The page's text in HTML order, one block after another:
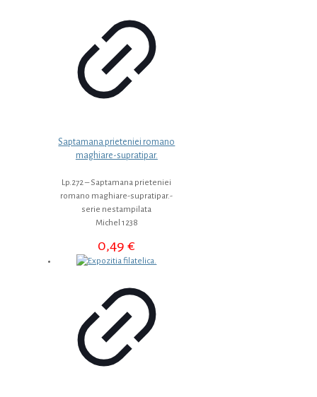
Saptamana prieteniei romano
maghiare-supratipar.
Lp.272 – Saptamana prieteniei
romano maghiare-supratipar.-
serie nestampilata
Michel 1238
0,49€